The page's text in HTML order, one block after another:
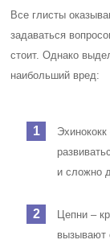
Все глисты
задаваться
стоит. Однако
наибольший вред:
и сложно
Цепни –
вызывают